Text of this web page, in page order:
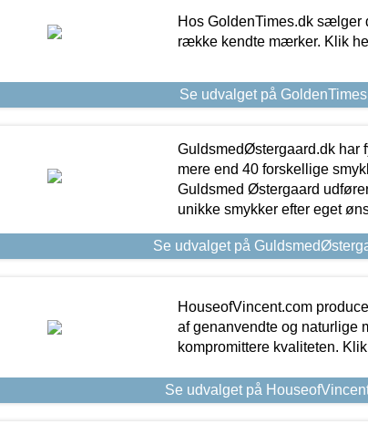
Hos GoldenTimes.dk sælger
række kendte mærker. Klik
Se udvalget på
GuldsmedØstergaard.dk har
mere end 40 forskellige
Guldsmed Østergaard
unikke smykker efter eget
Se udvalget på
HouseofVincent.com
af genanvendte og naturlige
kompromittere kvaliteten.
Se udvalget på